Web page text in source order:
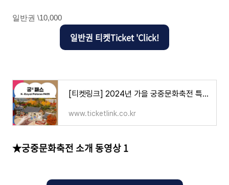
일반권 \10,000
일반권 티켓Ticket 'Click!
[티켓링크] 2024년 가을 궁중문화축전 특별 관람권 '궁(宮)패스'
www.ticketlink.co.kr
★궁중문화축전 소개 동영상 1